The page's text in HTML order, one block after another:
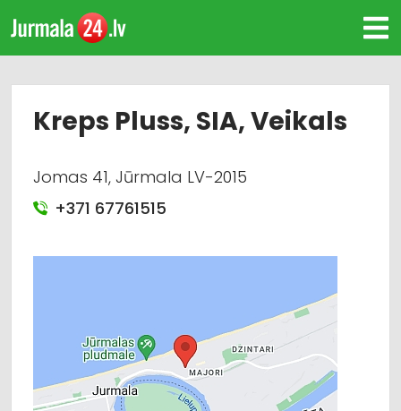
Kreps Pluss, SIA, Veikals
Jomas 41, Jūrmala LV-2015
+371 67761515